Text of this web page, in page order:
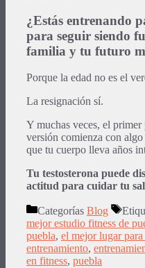
¿Estás entrenando
para seguir siendo
familia y tu futuro
Porque la edad no es el
La resignación sí.
Y muchas veces, el
versión comienza con
que tu cuerpo lleva años
Tu testosterona puede
actitud para cuidar tu
Categorías Blog
mejor estudio fitness de
puebla, el mejor lugar
entrenamiento,
en fitness, puebla